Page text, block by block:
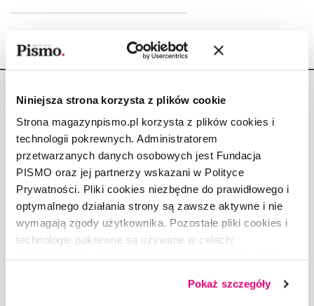
Niniejsza strona korzysta z plików cookie
Strona magazynpismo.pl korzysta z plików cookies i
technologii pokrewnych. Administratorem
przetwarzanych danych osobowych jest Fundacja
PISMO oraz jej partnerzy wskazani w Polityce
Prywatności. Pliki cookies niezbędne do prawidłowego i
optymalnego działania strony są zawsze aktywne i nie
wymagają zgody użytkownika. Pozostałe pliki cookies i
technologie pokrewne są używane w celach:
dobrowolną zgodę na pliki cookies i technologie
Pokaż szczegóły
Copyright © Fundacja Pismo
O „PIŚMIE”